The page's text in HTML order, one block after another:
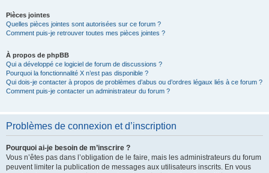
Pièces jointes
Quelles pièces jointes sont autorisées sur ce forum ?
Comment puis-je retrouver toutes mes pièces jointes ?
À propos de phpBB
Qui a développé ce logiciel de forum de discussions ?
Pourquoi la fonctionnalité X n’est pas disponible ?
Qui dois-je contacter à propos de problèmes d’abus ou d’ordres légaux liés à ce forum ?
Comment puis-je contacter un administrateur du forum ?
Problèmes de connexion et d’inscription
Pourquoi ai-je besoin de m’inscrire ?
Vous n’êtes pas dans l’obligation de le faire, mais les administrateurs du forum
peuvent limiter la publication de messages aux utilisateurs inscrits. En vous